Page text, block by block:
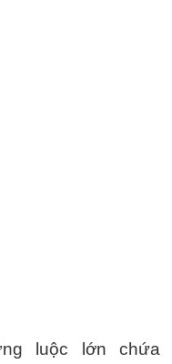
luộc lớn chứa